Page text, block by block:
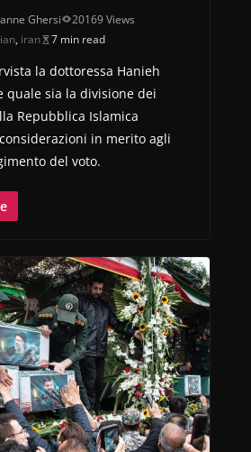
Ghersi
20169 Views
, iran 7 min read
la dottoressa Hanieh
quale sia la divisione dei
Repubblica Islamica
in merito agli
del voto.